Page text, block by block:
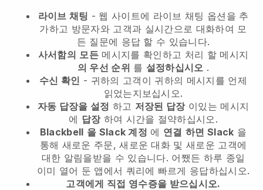
라이브 채팅 - 웹 사이트에 라이브 채팅 옵션을 추
가하고 방문자와 고객과 실시간으로 대화하여 모
든 질문에 응답 할 수 있습니다.
사서함의 모든 메시지를 확인하고 처리 할 메시지
의 우선 순위 를 설정하십시오 .
수신 확인 - 귀하의 고객이 귀하의 메시지를 언제
읽었는지보십시오.
자동 답장을 설정 하고 저장된 답장이있는 메시지
에 답장하여 시간을 절약하십시오.
Blackbell 을 Slack 계정 에 연결 하면 Slack 을
통해 새로운 주문, 새로운 대화 및 새로운 고객에
대한 알림을받을 수 있습니다. 어쨌든 하루 종일
이미 열어 둔 앱에서 쿼리에 빠르게 응답하십시오.
고객에게 직접 영수증을 받으십시오.